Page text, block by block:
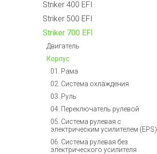
Striker 400 EFI
Striker 500 EFI
Striker 700 EFI
Двигатель
Корпус
01. Рама
02. Система охлаждения
03. Руль
04. Переключатель рулевой
05. Система рулевая с
электрическим усилителем (EPS)
06. Система рулевая без
электрического усилителя